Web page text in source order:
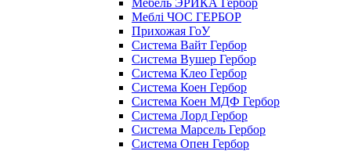
Меблі ЧОС ГЕРБОР
Прихожая ГоУ
Система Вайт Гербор
Система Вушер Гербор
Система Клео Гербор
Система Коен Гербор
Система Коен МДФ Гербор
Система Лорд Гербор
Система Марсель Гербор
Система Опен Гербор